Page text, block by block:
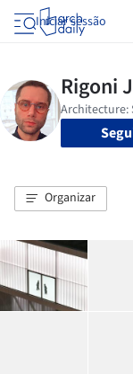
Iniciar sessão
Organizar